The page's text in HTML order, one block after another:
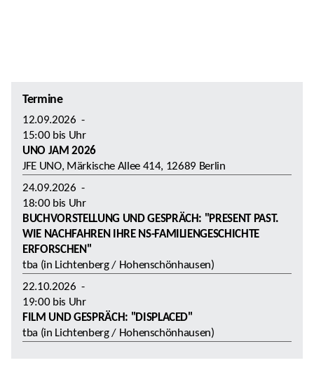
Termine
12.09.2026 -
15:00bis Uhr
UNO JAM 2026
JFE UNO, Märkische Allee 414, 12689 Berlin
24.09.2026 -
18:00bis Uhr
BUCHVORSTELLUNG UND GESPRÄCH: "PRESENT PAST.
WIE NACHFAHREN IHRE NS-FAMILIENGESCHICHTE
ERFORSCHEN"
tba (in Lichtenberg / Hohenschönhausen)
22.10.2026 -
19:00bis Uhr
FILM UND GESPRÄCH: "DISPLACED"
tba (in Lichtenberg / Hohenschönhausen)